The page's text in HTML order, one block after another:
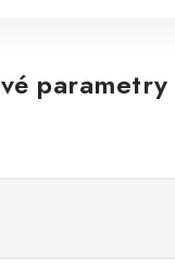
parametry